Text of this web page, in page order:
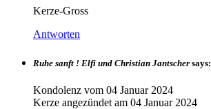
Kerze-Gross
Antworten
Ruhe sanft ! Elfi und Christian Jantscher says:
Kondolenz vom 04 Januar 2024
Kerze angezündet am 04 Januar 2024